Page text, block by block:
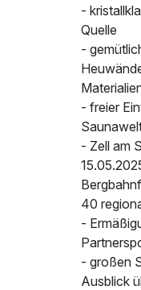
-
Quelle
-
- freier
- Zell am
40
-
- großen
Ausblick